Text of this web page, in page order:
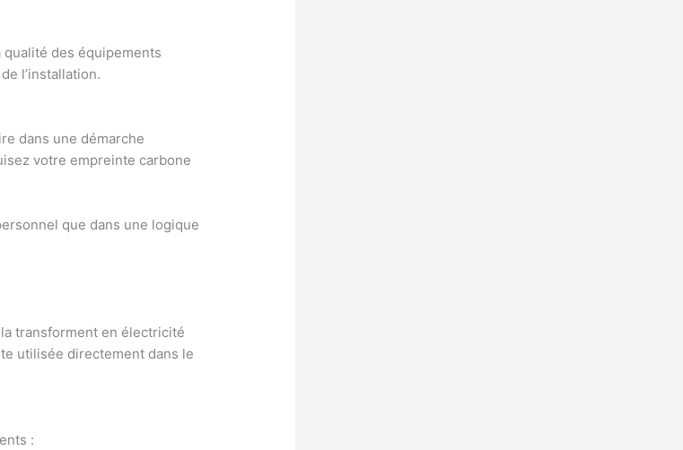
qualité des équipements
l’installation.
dans une démarche
votre empreinte carbone
que dans une logique
transforment en électricité
utilisée directement dans le
: